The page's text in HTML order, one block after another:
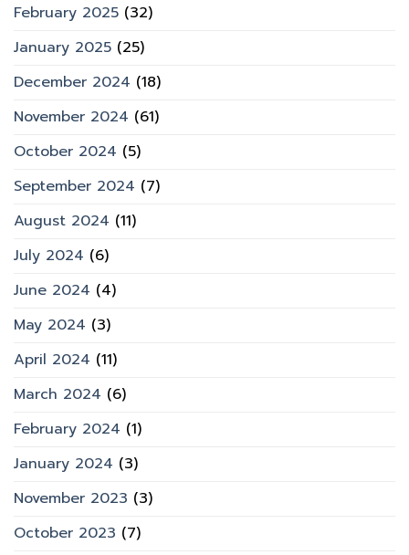
February 2025 (32)
January 2025 (25)
December 2024 (18)
November 2024 (61)
October 2024 (5)
September 2024 (7)
August 2024 (11)
July 2024 (6)
June 2024 (4)
May 2024 (3)
April 2024 (11)
March 2024 (6)
February 2024 (1)
January 2024 (3)
November 2023 (3)
October 2023 (7)